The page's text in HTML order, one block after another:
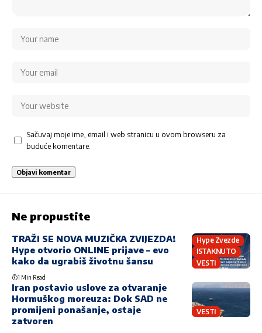
Sačuvaj moje ime, email i web stranicu u ovom browseru za
buduće komentare.
Ne propustite
Hype Zvezde
ISTAKNUTO
VESTI
TRAŽI SE NOVA MUZIČKA ZVIJEZDA!
Hype otvorio ONLINE prijave – evo
kako da ugrabiš životnu šansu
1 Min Read
VESTI
Iran postavio uslove za otvaranje
Hormuškog moreuza: Dok SAD ne
promijeni ponašanje, ostaje
zatvoren